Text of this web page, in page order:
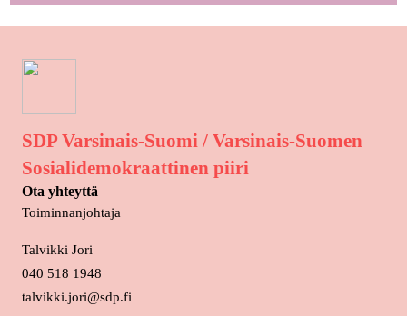
SDP Varsinais-Suomi / Varsinais-Suomen
Sosialidemokraattinen piiri
Ota yhteyttä
Toiminnanjohtaja
Talvikki Jori
040 518 1948
talvikki.jori@sdp.fi